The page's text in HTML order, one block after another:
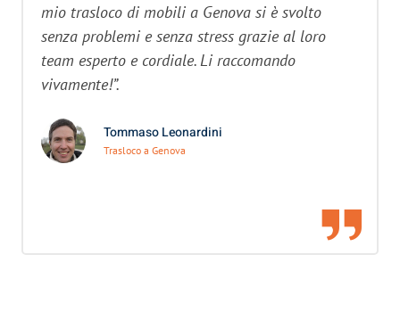
mio trasloco di mobili a Genova si è svolto
senza problemi e senza stress grazie al loro
team esperto e cordiale. Li raccomando
vivamente!”.
Tommaso Leonardini
Trasloco a Genova